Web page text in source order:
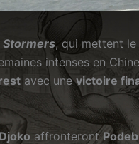
Stormers, qui mettent
intenses en
avec unevictoire
affronteront